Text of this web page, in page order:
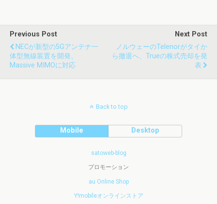
Previous Post
NECが新型の5Gアンテナ一
体型無線装置を開発、
Massive MIMOに対応
Next Post
ノルウェーのTelenorがタイか
ら撤退へ、Trueの株式売却を発
表
Back to top
Mobile Desktop
satoweb-blog
プロモーション
au Online Shop
Y!mobileオンラインストア